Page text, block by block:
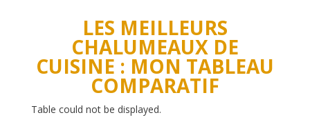
LES MEILLEURS
CHALUMEAUX DE
CUISINE : MON TABLEAU
COMPARATIF
Table could not be displayed.